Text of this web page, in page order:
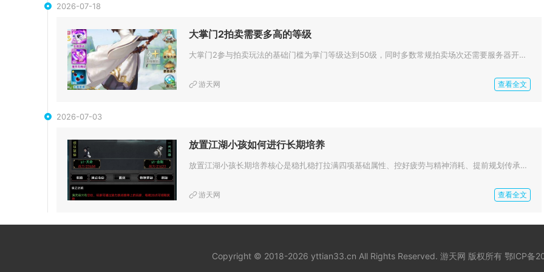
2026-07-18
大掌门2拍卖需要多高的等级
大掌门2参与拍卖玩法的基础门槛为掌门等级达到50级，同时多数常规拍卖场次还需要服务器开服满7天才能解锁完整竞拍权限，不同...
游天网 查看全文
2026-07-03
放置江湖小孩如何进行长期培养
放置江湖小孩长期培养核心是稳扎稳打拉满四项基础属性、控好疲劳与精神消耗、提前规划传承与资源储备，全程围绕属性达标、效率最...
游天网 查看全文
Copyright © 2018-2026 yttian33.cn All Rights Reserved. 游天网 版权所有 鄂ICP备